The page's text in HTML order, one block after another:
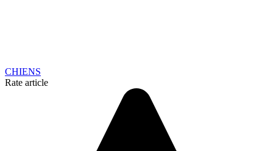
CHIENS
Rate article